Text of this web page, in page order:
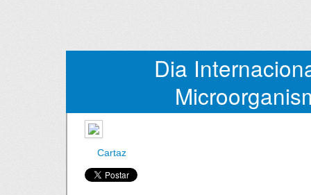
Dia
Cartaz